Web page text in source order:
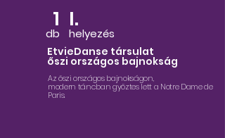
1
db
I.
helyezés
EtvieDanse társulat
őszi országos bajnokság
Az őszi országos bajnokságon,
modern táncban győztes lett a Notre Dame de
Paris.